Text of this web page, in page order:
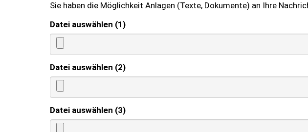
Sie haben die Möglichkeit Anlagen (Texte, Dokumente) an Ihre
Datei auswählen (1)
Datei auswählen (2)
Datei auswählen (3)